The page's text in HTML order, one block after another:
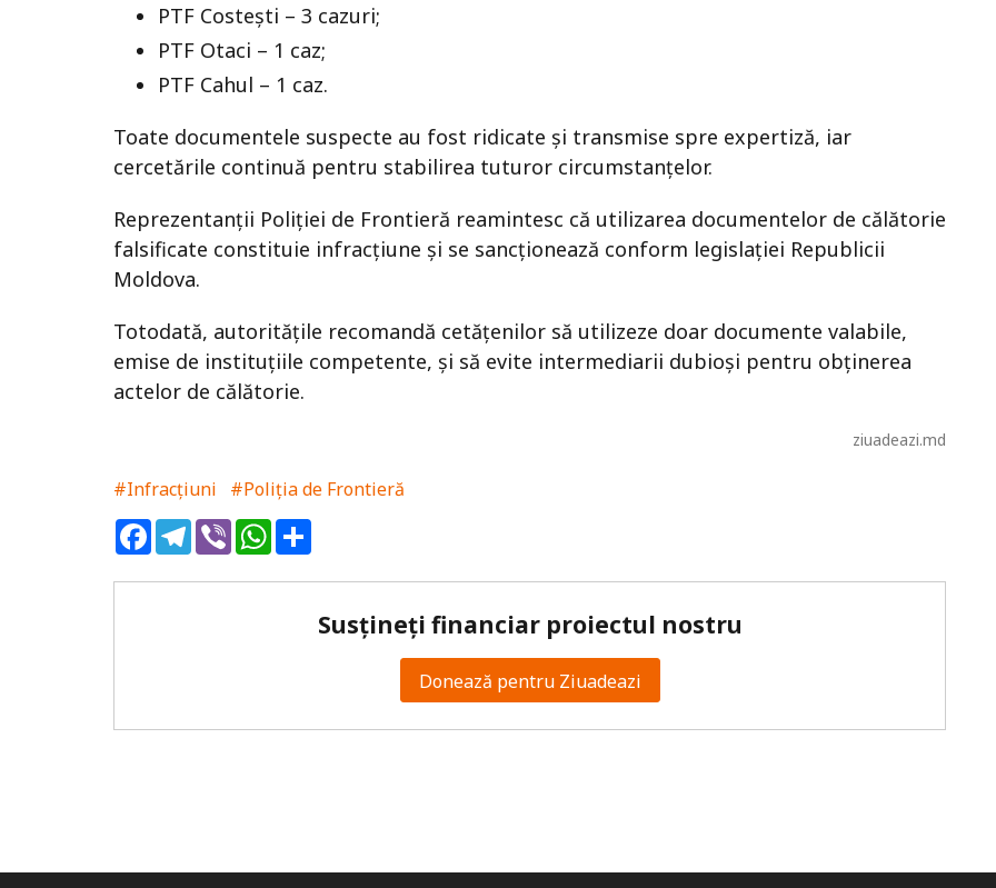
PTF Costești – 3 cazuri;
PTF Otaci – 1 caz;
PTF Cahul – 1 caz.
Toate documentele suspecte au fost ridicate și transmise spre expertiză, iar
cercetările continuă pentru stabilirea tuturor circumstanțelor.
Reprezentanții Poliției de Frontieră reamintesc că utilizarea documentelor de călătorie
falsificate constituie infracțiune și se sancționează conform legislației Republicii
Moldova.
Totodată, autoritățile recomandă cetățenilor să utilizeze doar documente valabile,
emise de instituțiile competente, și să evite intermediarii dubioși pentru obținerea
actelor de călătorie.
ziuadeazi.md
#Infracțiuni
#Poliția de Frontieră
FacebookTelegram
ViberWhatsApp
Susțineți financiar proiectul nostru
Donează pentru Ziuadeazi